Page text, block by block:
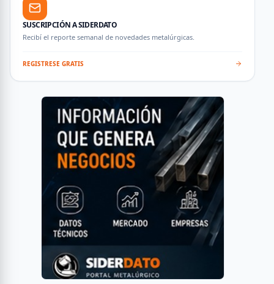
SUSCRIPCIÓN A SIDERDATO
Recibí el reporte semanal de novedades metalúrgicas.
REGISTRESE GRATIS